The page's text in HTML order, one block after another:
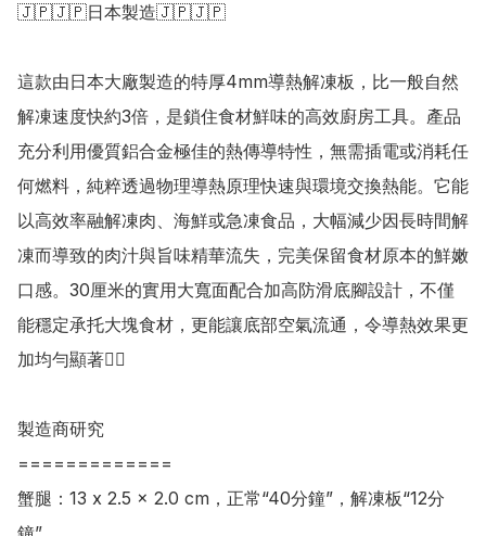
🇯🇵🇯🇵日本製造🇯🇵🇯🇵
這款由日本大廠製造的特厚4mm導熱解凍板，比一般自然
解凍速度快約3倍，是鎖住食材鮮味的高效廚房工具。產品
充分利用優質鋁合金極佳的熱傳導特性，無需插電或消耗任
何燃料，純粹透過物理導熱原理快速與環境交換熱能。它能
以高效率融解凍肉、海鮮或急凍食品，大幅減少因長時間解
凍而導致的肉汁與旨味精華流失，完美保留食材原本的鮮嫩
口感。30厘米的實用大寬面配合加高防滑底腳設計，不僅
能穩定承托大塊食材，更能讓底部空氣流通，令導熱效果更
加均勻顯著👍🏻
製造商研究
=============
蟹腿：13 x 2.5 x 2.0 cm，正常“40分鐘”，解凍板“12分